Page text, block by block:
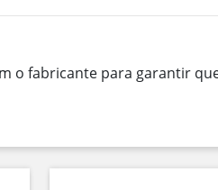
o fabricante para garantir